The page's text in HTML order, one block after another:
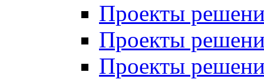
Проекты
Проекты
Проекты